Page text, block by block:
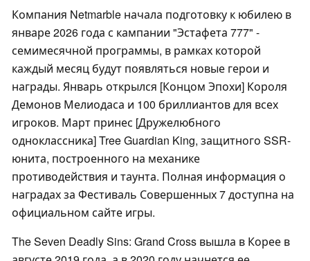
Компания Netmarble начала подготовку к юбилею в
январе 2026 года с кампании "Эстафета 777" -
семимесячной программы, в рамках которой
каждый месяц будут появляться новые герои и
награды. Январь открылся [Концом Эпохи] Короля
Демонов Мелиодаса и 100 бриллиантов для всех
игроков. Март принес [Дружелюбного
одноклассника] Tree Guardian King, защитного SSR-
юнита, построенного на механике
противодействия и таунта. Полная информация о
наградах за Фестиваль Совершенных 7 доступна на
официальном сайте игры.
The Seven Deadly Sins: Grand Cross вышла в Корее в